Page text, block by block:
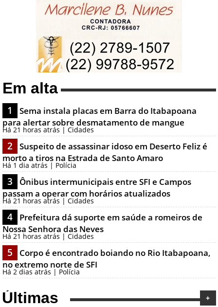
Em alta
1
Sema instala placas em Barra do Itabapoana
para alertar sobre desmatamento de mangue
Há 21 horas atrás | Cidades
2
Suspeito de assassinar idoso em Deserto Feliz é
morto a tiros na Estrada de Santo Amaro
Há 1 dia atrás | Polícia
3
Ônibus intermunicipais entre SFI e Campos
passam a operar com horários atualizados
Há 21 horas atrás | Cidades
4
Prefeitura dá suporte em saúde a romeiros de
Nossa Senhora das Neves
Há 21 horas atrás | Cidades
5
Corpo é encontrado boiando no Rio Itabapoana,
no extremo norte de SFI
Há 2 dias atrás | Polícia
Últimas +